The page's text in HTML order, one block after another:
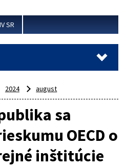
SR
2024 august
sa
OECD o
inštitúcie